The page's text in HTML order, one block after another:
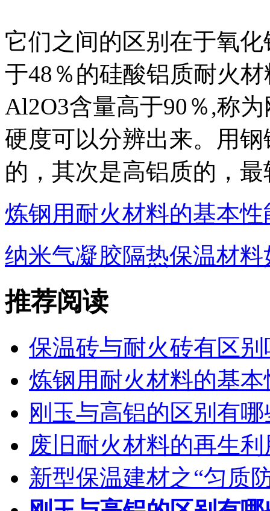
它们之间的区别在于氧
于48％的硅酸铝质耐火
Al2O3含量高于90％,称
硬度可以分辨出来。用
的，其次是高铝质的，
炼钢用耐火材料的基本性
纳米气凝胶隔热保温材
推荐阅读
保温砖与耐火砖有区别
炼钢用耐火材料的基本
刚玉与高铝的区别有哪
废旧耐火材料的再生利
新型保温建材之“匀质